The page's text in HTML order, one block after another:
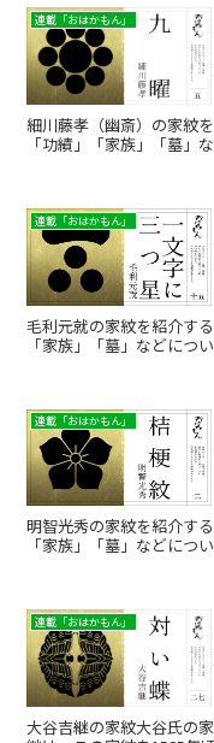
連載「おはかもん」
細川藤孝（幽斎）の家紋
「功績」「家族」「墓」
連載「おはかもん」
毛利元就の家紋を紹介す
「家族」「墓」などにつ
連載「おはかもん」
明智光秀の家紋を紹介す
「家族」「墓」などにつ
連載「おはかもん」
大谷吉継の家紋大谷氏の